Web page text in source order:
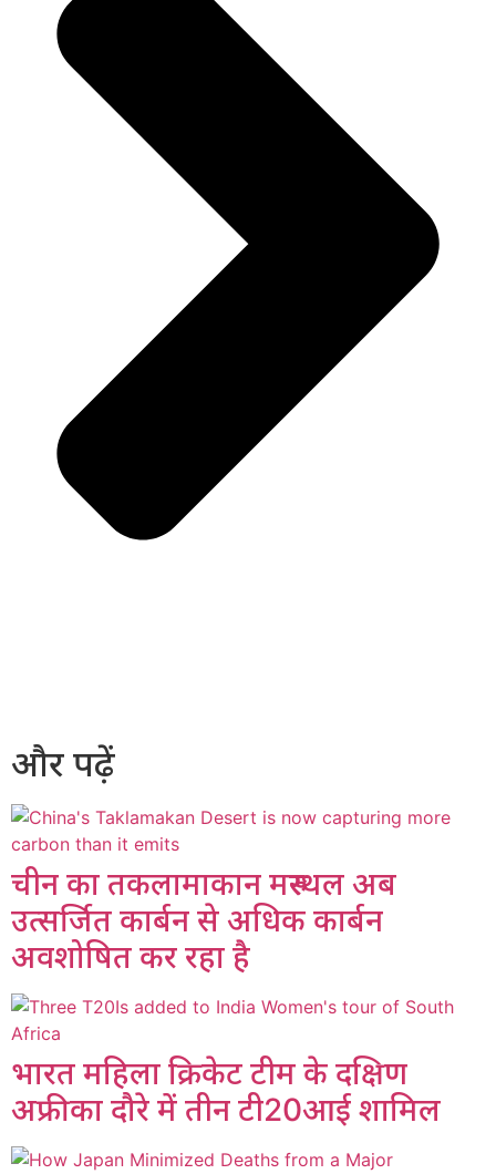
और पढ़ें
चीन का तकलामाकान मरुस्थल अब
उत्सर्जित कार्बन से अधिक कार्बन
अवशोषित कर रहा है
भारत महिला क्रिकेट टीम के दक्षिण
अफ्रीका दौरे में तीन टी20आई शामिल